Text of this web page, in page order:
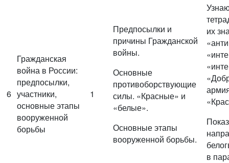
6
Гражданская
война в России:
предпосылки,
участники,
основные этапы
вооруженной
борьбы
1
Предпосылки и
причины Гражданской
войны.
Основные
противоборствующие
силы. «Красные» и
«белые».
Основные этапы
вооруженной борьбы.
их
в